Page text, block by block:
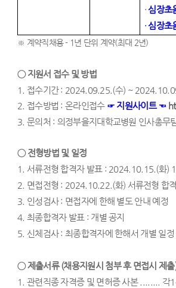
· 심장초
· 심장초
※ 계약직채용- 1년 단위 계약(최대 2년)
◯지원서 접수 및 방법
1. 접수기간: 2024.09.25.(수) ~
2. 접수방법 :온라인접수 ☞ 지원사이트☜
3. 문의처 : 의정부을지대학교병원 인사총무
◯전형방법 및 일정
1. 서류전형 합격자 발표 : 2024.10.15.(화)
2. 면접전형 : 2024.10.22.(화) 서류전형 합
3. 인성검사: 면접자에 한해 별도 안내 예정
4. 최종합격자 발표 : 개별 공지
5. 신체검사:최종합격자에 한해서 개별 일정
◯제출서류(채용지원시 첨부 후 면접시 제출
1. 관련직종 자격증 및 면허증 사본........ 각1